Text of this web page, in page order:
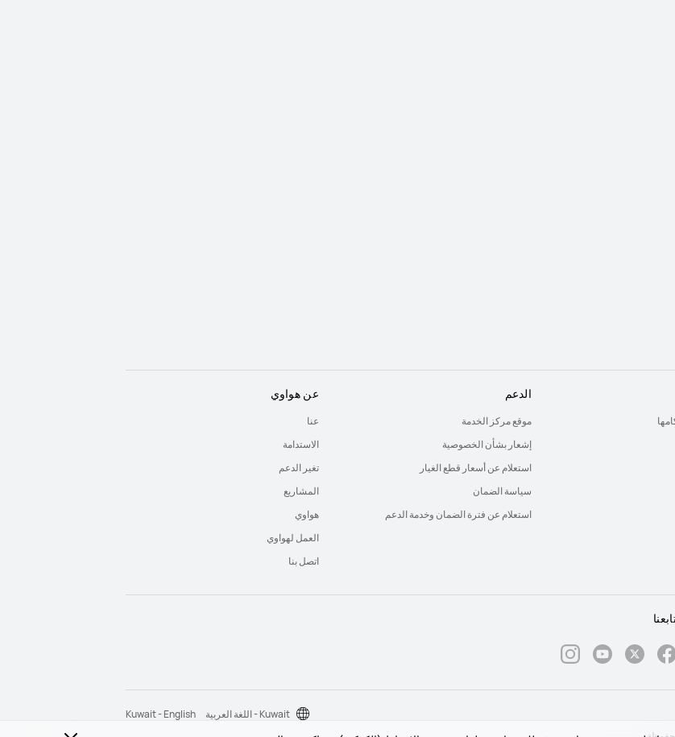
الدعم
موقع مركز الخدمة
إشعار بشأن الخصوصية
استعلام عن أسعار قطع الغيار
سياسة الضمان
استعلام عن فترة الضمان وخدمة الدعم
عن هواوي
عنا
الاستدامة
تغير الدعم
المشاريع
هواوي
العمل لهواوي
اتصل بنا
Kuwait - اللغة العربية Kuwait - English